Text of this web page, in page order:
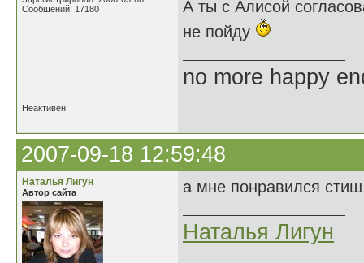
Сообщений: 17180
А ты с Алисой
не пойду
no more happy
Неактивен
2007-09-18 12:59:48
Наталья Лигун
Автор сайта а мне понравился
Наталья Лигун